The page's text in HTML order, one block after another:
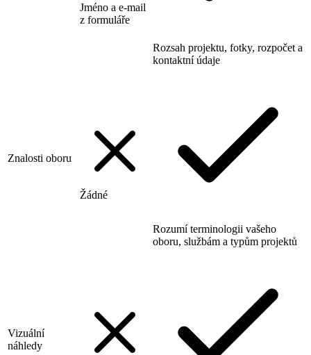
Jméno a e-mail
z formuláře
Rozsah projektu, fotky, rozpočet a
kontaktní údaje
Znalosti oboru
Žádné
Rozumí terminologii vašeho
oboru, službám a typům projektů
Vizuální
náhledy